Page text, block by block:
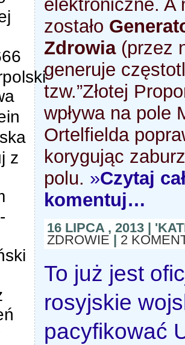
z
elektroniczne. A
zostało
Zdrowia(przez
generuje
tzw.”Złotej
wpływa na pole
Ortelfielda
korygując
polu. »Czytaj
komentuj…
16 LIPCA , 2013 |
ZDROWIE
2
To już jest
rosyjskie
pacyfikować